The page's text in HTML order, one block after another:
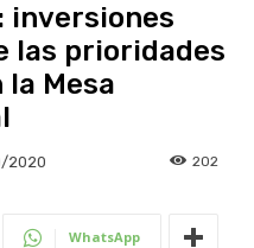
las prioridades
la Mesa
2020 202
WhatsApp